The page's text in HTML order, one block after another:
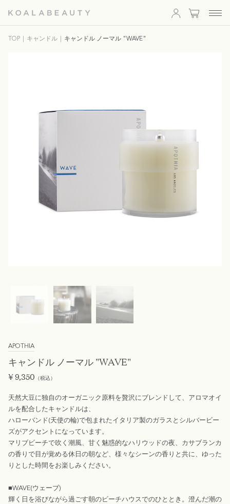
BEAUTY
TOP キャンドル キャンドル ノーマル "WAVE"
APOTHIA
キャンドル ノーマル "WAVE"
¥9,350 （税込）
天然大豆に独自のオーガニック原料を贅沢にブレンドして、アロマオイ
ルを配合したキャンドルは、
ハローバンド(天使の輪)で包まれたイタリア製のガラスとシルバービー
ズがアクセントになっています。
マリブビーチで吹く潮風、甘く魅惑的なハリウッドの夜、カサブランカ
の香りで目が覚める休日の朝など、様々なシーンの香りと共に、ゆった
りとした時間をお楽しみください。
■WAVE(ウェーブ)
輝く日を浴びながら過ごす朝のビーチハウスでのひととき。澄んだ潮の